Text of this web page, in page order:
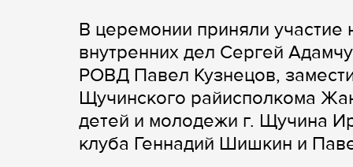
В церемонии приняли участие
внутренних дел Сергей
РОВД Павел Кузнецов,
Щучинского райисполкома
детей и молодежи г. Щучина
клуба Геннадий Шишкин и